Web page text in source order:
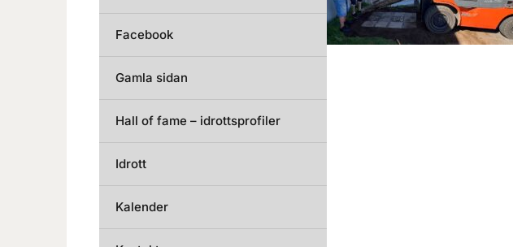
Facebook
Gamla sidan
Hall of fame – idrottsprofiler
Idrott
Kalender